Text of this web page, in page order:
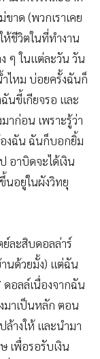
าด (พวกเราเคย
ห้ชีวิตในที่ทำงาน
ๆ ในแต่ละวัน วัน
ไหม บ่อยครั้งฉันก็
นขี้เกียจรอ และ
าก่อน เพราะรู้ว่า
งฉัน ฉันก็บอกยิ้ม
อาบิดจะได้เงิน
นอยู่ในผังวิทยุ
ละสิบดอลล่าร์
านด้วยมั้ง) แต่ฉัน
อลล์เนื่องจากฉัน
มาเป็นหลัก ตอน
ล้างให้ และนำมา
เพื่อรอรับเงิน